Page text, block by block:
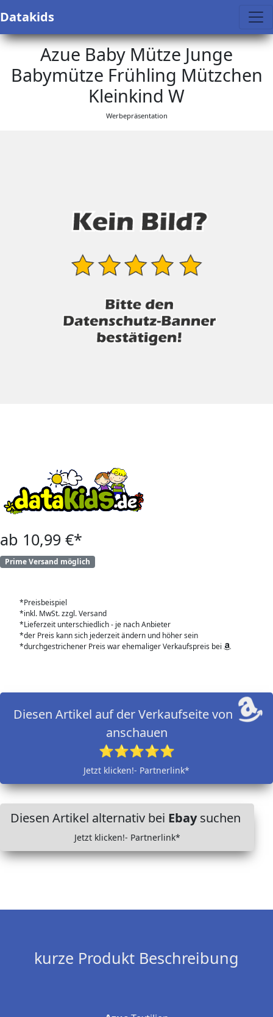
Datakids
Azue Baby Mütze Junge
Babymütze Frühling Mützchen
Kleinkind W
Werbepräsentation
ab 10,99 €*
Prime Versand möglich
*Preisbeispiel
*inkl. MwSt. zzgl. Versand
*Lieferzeit unterschiedlich - je nach Anbieter
*der Preis kann sich jederzeit ändern und höher sein
*durchgestrichener Preis war ehemaliger Verkaufspreis bei
Diesen Artikel auf der Verkaufseite von
anschauen
⭐⭐⭐⭐⭐
Jetzt klicken!- Partnerlink*
Diesen Artikel alternativ bei Ebaysuchen
Jetzt klicken!- Partnerlink*
kurze Produkt Beschreibung